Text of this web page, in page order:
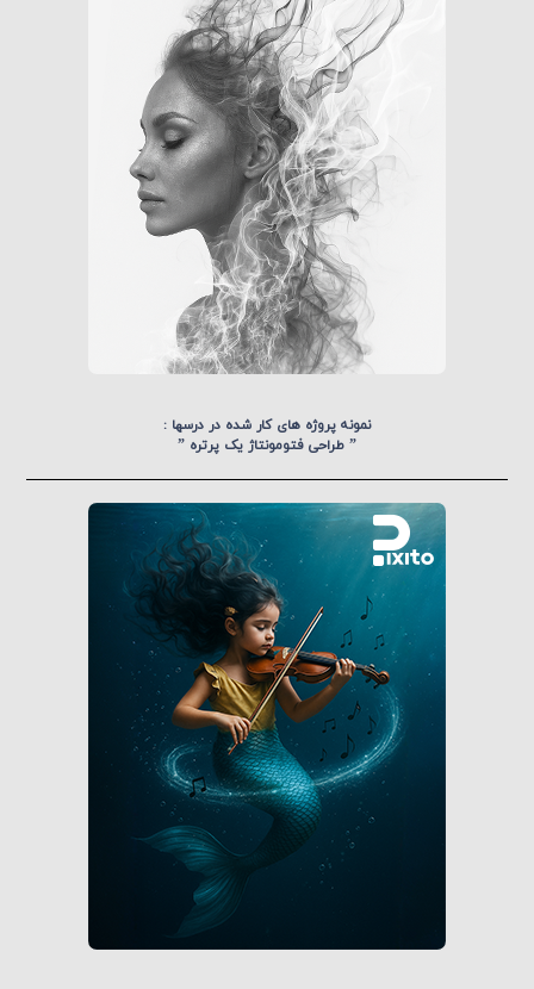
نمونه پروژه های کار شده در درسها :
” طراحی فتومونتاژ یک پرتره ”